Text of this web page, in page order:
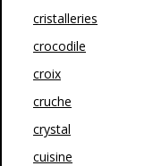
cristalleries
crocodile
croix
cruche
crystal
cuisine